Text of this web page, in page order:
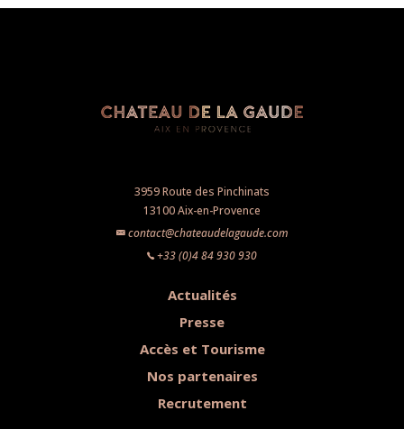
3959 Route des Pinchinats
13100 Aix-en-Provence
contact@chateaudelagaude.com
+33 (0)4 84 930 930
Actualités
Presse
Accès et Tourisme
Nos partenaires
Recrutement